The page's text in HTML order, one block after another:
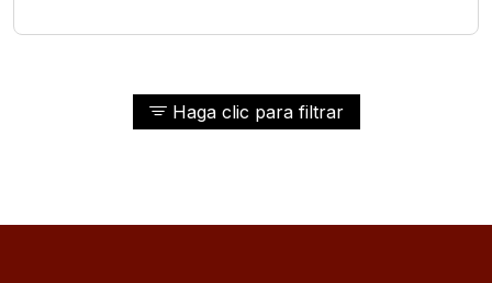
Haga clic para filtrar